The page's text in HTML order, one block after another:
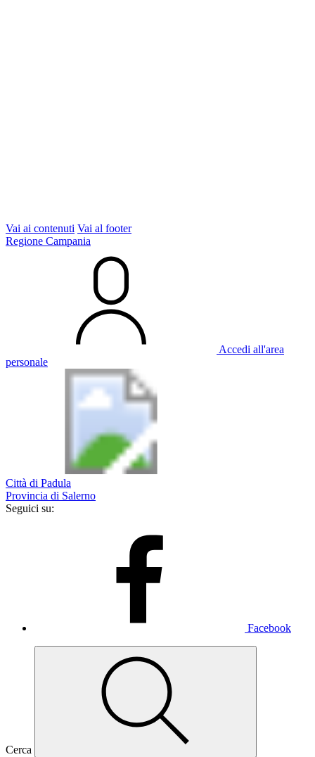
Vai ai contenuti Vai al footer
Regione Campania
Accedi all'area
personale
Città di Padula
Provincia di Salerno
Seguici su:
Facebook
Cerca